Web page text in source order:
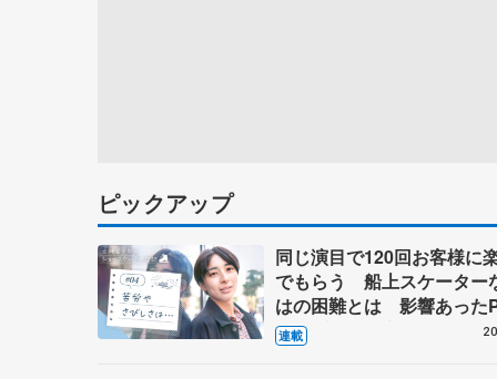
ピックアップ
同じ演目で120回お客様に
でもらう 船上スケーター
はの困難とは 影響あった
キャプテン松永さんの存在
連載